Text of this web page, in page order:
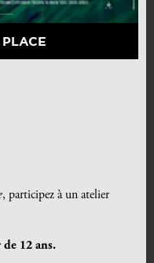
, participez à un atelier
12 ans.